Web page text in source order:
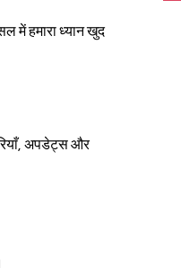
में हमारा ध्यान खुद
अपडेट्स और